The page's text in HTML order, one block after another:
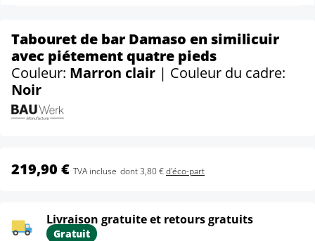
Tabouret de bar Damaso en similicuir
avec piétement quatre pieds
Couleur: Marron clair | Couleur du cadre:
Noir
219,90 € TVA incluse dont 3,80 €d'éco-part
Livraison gratuite et retours gratuits
Gratuit